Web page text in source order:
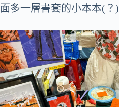
面多一層書套的小本本(？)